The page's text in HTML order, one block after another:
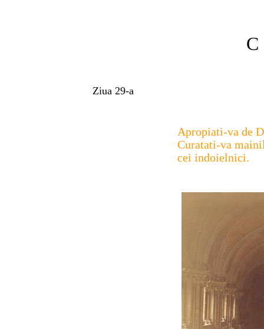
Ziua 29-a
Apropiati-va de
Curatati-va
cei indoielnici.